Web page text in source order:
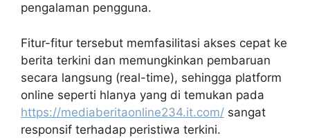
pengalaman pengguna.
Fitur-fitur tersebut memfasilitasi akses cepat ke
berita terkini dan memungkinkan pembaruan
secara langsung (real-time), sehingga platform
online seperti hlanya yang di temukan pada
https://mediaberitaonline234.it.com/ sangat
responsif terhadap peristiwa terkini.